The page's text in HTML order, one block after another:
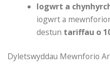
Iogwrt a
iogwrt a
destun tariffau o
Dyletswyddau Mewnforio